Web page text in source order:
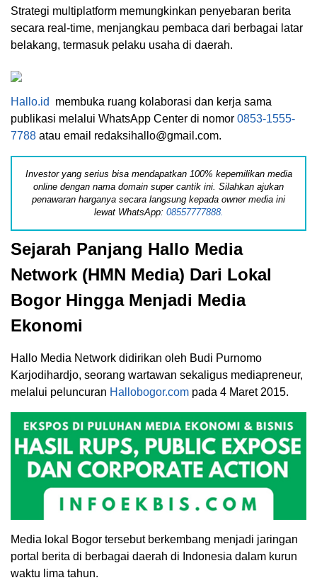
Strategi multiplatform memungkinkan penyebaran berita
secara real-time, menjangkau pembaca dari berbagai latar
belakang, termasuk pelaku usaha di daerah.
Hallo.id
membuka ruang kolaborasi dan kerja sama
publikasi melalui WhatsApp Center di nomor 0853-1555-
7788 atau email redaksihallo@gmail.com.
Investor yang serius bisa mendapatkan 100% kepemilikan media
online dengan nama domain super cantik ini. Silahkan ajukan
penawaran harganya secara langsung kepada owner media ini
lewat WhatsApp: 08557777888.
Sejarah Panjang Hallo Media
Network (HMN Media) Dari Lokal
Bogor Hingga Menjadi Media
Ekonomi
Hallo Media Network didirikan oleh Budi Purnomo
Karjodihardjo, seorang wartawan sekaligus mediapreneur,
melalui peluncuran Hallobogor.com pada 4 Maret 2015.
Media lokal Bogor tersebut berkembang menjadi jaringan
portal berita di berbagai daerah di Indonesia dalam kurun
waktu lima tahun.